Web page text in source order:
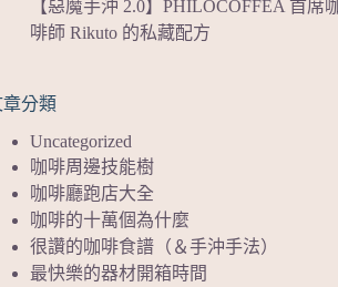
【惡魔手沖 2.0】PHILOCOFFEA 首席咖
啡師 Rikuto 的私藏配方
分類
Uncategorized
咖啡周邊技能樹
咖啡廳跑店大全
咖啡的十萬個為什麼
很讚的咖啡食譜（＆手沖手法）
最快樂的器材開箱時間